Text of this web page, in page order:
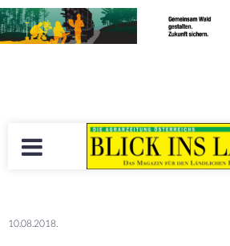
10.08.2018.